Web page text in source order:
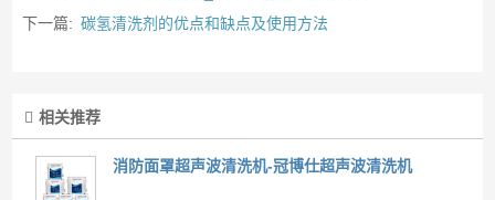
下一篇: 碳氢清洗剂的优点和缺点及使用方法
相关推荐
消防面罩超声波清洗机-冠博仕超声波清洗机